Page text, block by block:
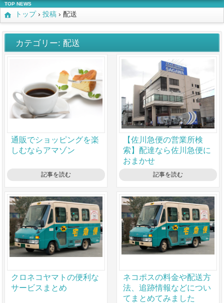
TOP NEWS
トップ› 投稿 › 配送
カテゴリー: 配送
通販でショッピングを楽
しむならアマゾン
記事を読む
【佐川急便の営業所検
索】配達なら佐川急便に
おまかせ
記事を読む
クロネコヤマトの便利な
サービスまとめ
ネコポスの料金や配送方
法、追跡情報などについ
てまとめてみました